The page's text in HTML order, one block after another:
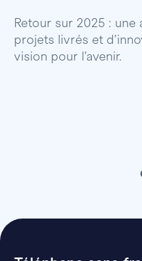
Retour sur 2025 : une
projets livrés et
vision pour l’avenir.